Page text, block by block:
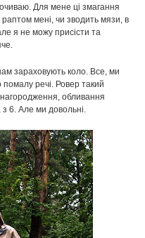
Для мене ці змагання
раптом мені, чи зводить мязи, в
я не можу присісти та
зараховують коло. Все, ми
помалу речі. Ровер такий
обливання
6. Але ми довольні.